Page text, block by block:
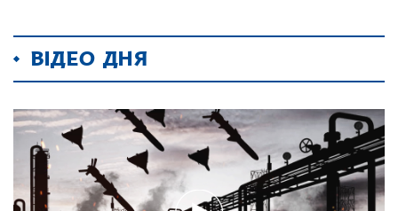
ВІДЕО ДНЯ